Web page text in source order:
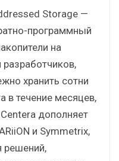
Storage —
программный
на
хранить сотни
в течение месяцев,
дополняет
и Symmetrix,
решений,